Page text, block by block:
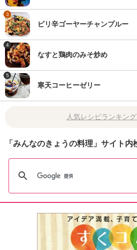
3
ピリ辛ゴーヤーチャンプルー
4
なすと鶏肉のみそ炒め
5
寒天コーヒーゼリー
人気レシピランキン
「みんなのきょうの料理」サイト内